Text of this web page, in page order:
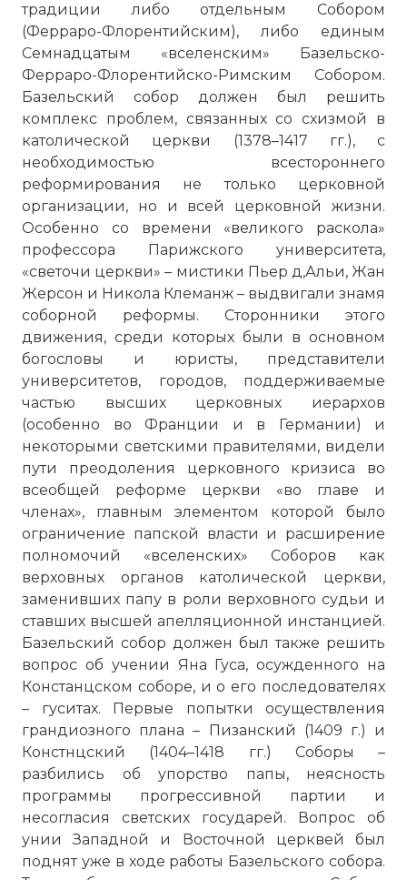
традиции либо отдельным Собором
(Ферраро-Флорентийским), либо единым
Семнадцатым «вселенским» Базельско-
Ферраро-Флорентийско-Римским Собором.
Базельский собор должен был решить
комплекс проблем, связанных со схизмой в
католической церкви (1378–1417 гг.), с
необходимостью всестороннего
реформирования не только церковной
организации, но и всей церковной жизни.
Особенно со времени «великого раскола»
профессора Парижского университета,
«светочи церкви» – мистики Пьер д,Альи, Жан
Жерсон и Никола Клеманж – выдвигали знамя
соборной реформы. Сторонники этого
движения, среди которых были в основном
богословы и юристы, представители
университетов, городов, поддерживаемые
частью высших церковных иерархов
(особенно во Франции и в Германии) и
некоторыми светскими правителями, видели
пути преодоления церковного кризиса во
всеобщей реформе церкви «во главе и
членах», главным элементом которой было
ограничение папской власти и расширение
полномочий «вселенских» Соборов как
верховных органов католической церкви,
заменивших папу в роли верховного судьи и
ставших высшей апелляционной инстанцией.
Базельский собор должен был также решить
вопрос об учении Яна Гуса, осужденного на
Констанцском соборе, и о его последователях
– гуситах. Первые попытки осуществления
грандиозного плана – Пизанский (1409 г.) и
Констнцский (1404–1418 гг.) Соборы –
разбились об упорство папы, неясность
программы прогрессивной партии и
несогласия светских государей. Вопрос об
унии Западной и Восточной церквей был
поднят уже в ходе работы Базельского собора.